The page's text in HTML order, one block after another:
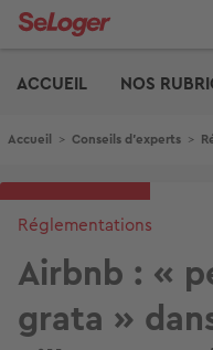
Aller
ACCUEIL
NOS
Fil d'Ariane
Accueil > Conseils d'experts >
Réglementations
Airbnb : «
grata »